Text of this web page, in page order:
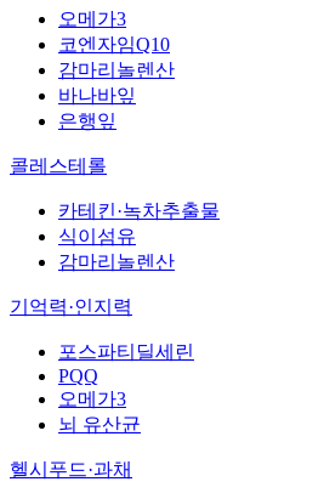
오메가3
코엔자임Q10
감마리놀렌산
바나바잎
은행잎
콜레스테롤
카테킨·녹차추출물
식이섬유
감마리놀렌산
기억력·인지력
포스파티딜세린
PQQ
오메가3
뇌 유산균
헬시푸드·과채